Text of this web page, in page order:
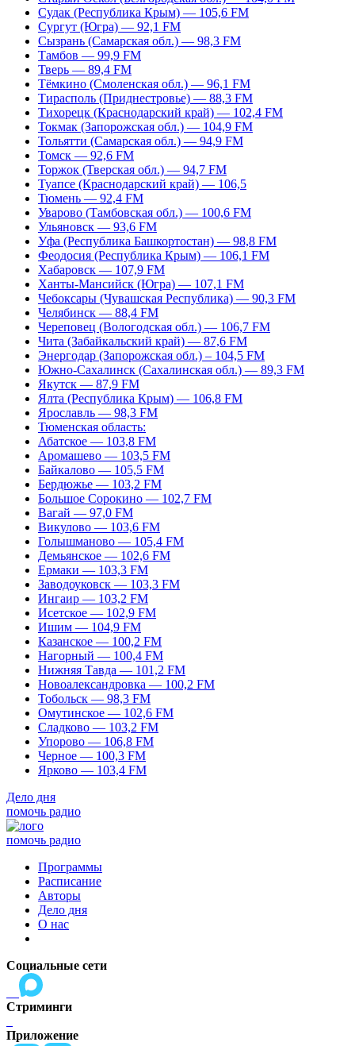
Судак (Республика Крым) — 105,6 FM
Сургут (Югра) — 92,1 FM
Сызрань (Самарская обл.) — 98,3 FM
Тамбов — 99,9 FM
Тверь — 89,4 FM
Тёмкино (Смоленская обл.) — 96,1 FM
Тирасполь (Приднестровье) — 88,3 FM
Тихорецк (Краснодарский край) — 102,4 FM
Токмак (Запорожская обл.) — 104,9 FM
Тольятти (Самарская обл.) — 94,9 FM
Томск — 92,6 FM
Торжок (Тверская обл.) — 94,7 FM
Туапсе (Краснодарский край) — 106,5
Тюмень — 92,4 FM
Уварово (Тамбовская обл.) — 100,6 FM
Ульяновск — 93,6 FM
Уфа (Республика Башкортостан) — 98,8 FM
Феодосия (Республика Крым) — 106,1 FM
Хабаровск — 107,9 FM
Ханты-Мансийск (Югра) — 107,1 FM
Чебоксары (Чувашская Республика) — 90,3 FM
Челябинск — 88,4 FM
Череповец (Вологодская обл.) — 106,7 FM
Чита (Забайкальский край) — 87,6 FM
Энергодар (Запорожская обл.) – 104,5 FM
Южно-Сахалинск (Сахалинская обл.) — 89,3 FM
Якутск — 87,9 FM
Ялта (Республика Крым) — 106,8 FM
Ярославль — 98,3 FM
Тюменская область:
Абатское — 103,8 FM
Аромашево — 103,5 FM
Байкалово — 105,5 FM
Бердюжье — 103,2 FM
Большое Сорокино — 102,7 FM
Вагай — 97,0 FM
Викулово — 103,6 FM
Голышманово — 105,4 FM
Демьянское — 102,6 FM
Ермаки — 103,3 FM
Заводоуковск — 103,3 FM
Ингаир — 103,2 FM
Исетское — 102,9 FM
Ишим — 104,9 FM
Казанское — 100,2 FM
Нагорный — 100,4 FM
Нижняя Тавда — 101,2 FM
Новоалександровка — 100,2 FM
Тобольск — 98,3 FM
Омутинское — 102,6 FM
Сладково — 103,2 FM
Упорово — 106,8 FM
Черное — 100,3 FM
Ярково — 103,4 FM
Дело дня
помочь радио
помочь радио
Программы
Расписание
Авторы
Дело дня
О нас
Социальные сети
Стриминги
Приложение